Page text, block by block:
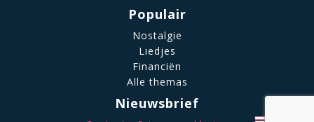
Populair
Nostalgie
Liedjes
Financiën
Alle themas
Nieuwsbrief